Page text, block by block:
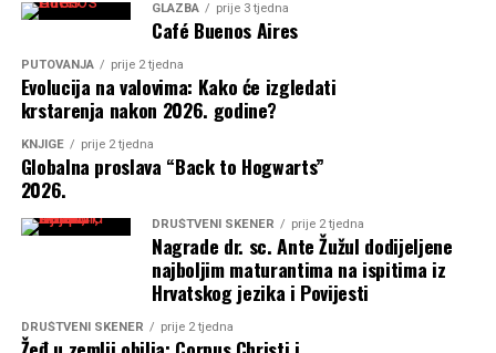
GLAZBA prije 3 tjedna
Café Buenos Aires
PUTOVANJA prije 2 tjedna
Evolucija na valovima: Kako će izgledati
krstarenja nakon 2026. godine?
KNJIGE prije 2 tjedna
Globalna proslava “Back to Hogwarts”
2026.
DRUŠTVENI SKENER prije 2 tjedna
Nagrade dr. sc. Ante Žužul dodijeljene
najboljim maturantima na ispitima iz
Hrvatskog jezika i Povijesti
DRUŠTVENI SKENER prije 2 tjedna